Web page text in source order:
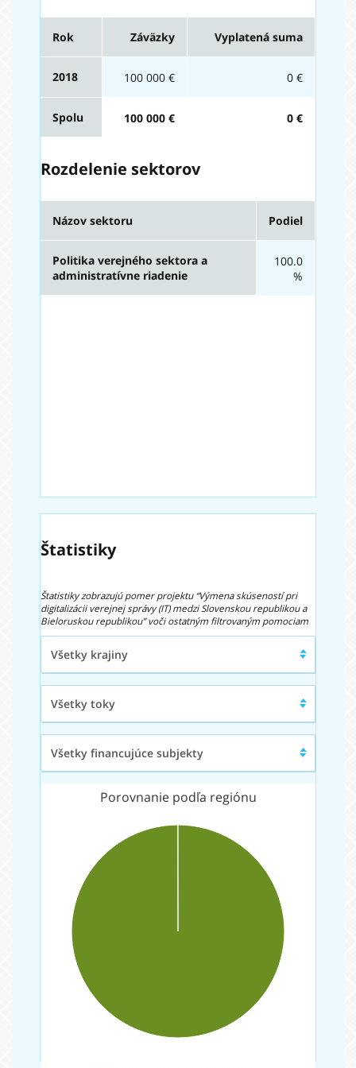
Rok Záväzky Vyplatená suma
2018 100 000 € 0 €
Spolu 100 000 € 0 €
Rozdelenie sektorov
Názov sektoru Podiel
Politika verejného sektora a
administratívne riadenie
100.0
%
Štatistiky
Štatistiky zobrazujú pomer projektu “Výmena skúseností pri
digitalizácii verejnej správy (IT) medzi Slovenskou republikou a
Bieloruskou republikou” voči ostatným filtrovaným pomociam
Región/Krajina
Všetky krajiny
Typ
toku
Všetky toky
Financujúci
subjekt
Všetky financujúce subjekty
Porovnanie podľa regiónu